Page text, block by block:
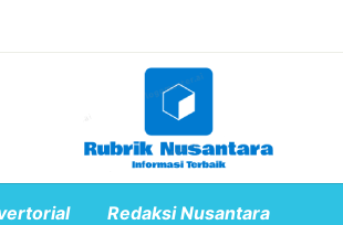
Redaksi Nusantara